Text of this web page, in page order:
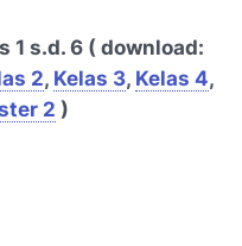
1 s.d. 6 ( download:
2, Kelas 3, Kelas 4,
2 )